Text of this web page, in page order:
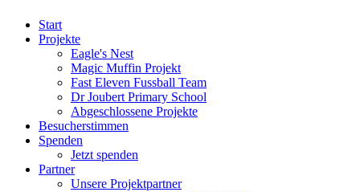
Start
Projekte
Eagle's Nest
Magic Muffin Projekt
Fast Eleven Fussball Team
Dr Joubert Primary School
Abgeschlossene Projekte
Besucherstimmen
Spenden
Jetzt spenden
Partner
Unsere Projektpartner